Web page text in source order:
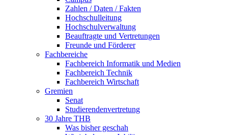
Zahlen / Daten / Fakten
Hochschulleitung
Hochschulverwaltung
Beauftragte und Vertretungen
Freunde und Förderer
Fachbereiche
Fachbereich Informatik und Medien
Fachbereich Technik
Fachbereich Wirtschaft
Gremien
Senat
Studierendenvertretung
30 Jahre THB
Was bisher geschah